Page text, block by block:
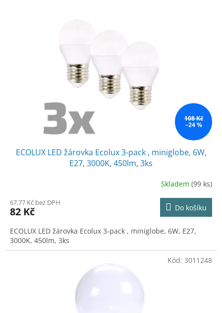
108 Kč
–24 %
ECOLUX LED žárovka Ecolux 3-pack , miniglobe, 6W,
E27, 3000K, 450lm, 3ks
Skladem (99 ks)
67,77 Kč bez DPH
82 Kč Do košíku
ECOLUX LED žárovka Ecolux 3-pack , miniglobe, 6W, E27,
3000K, 450lm, 3ks
Kód: 3011248